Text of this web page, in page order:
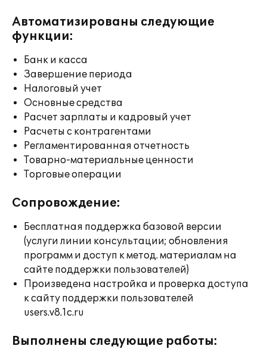
Автоматизированы следующие
функции:
Банк и касса
Завершение периода
Налоговый учет
Основные средства
Расчет зарплаты и кадровый учет
Расчеты с контрагентами
Регламентированная отчетность
Товарно-материальные ценности
Торговые операции
Сопровождение:
Бесплатная поддержка базовой версии
(услуги линии консультации; обновления
программ и доступ к метод. материалам на
сайте поддержки пользователей)
Произведена настройка и проверка доступа
к сайту поддержки пользователей
users.v8.1c.ru
Выполнены следующие работы: